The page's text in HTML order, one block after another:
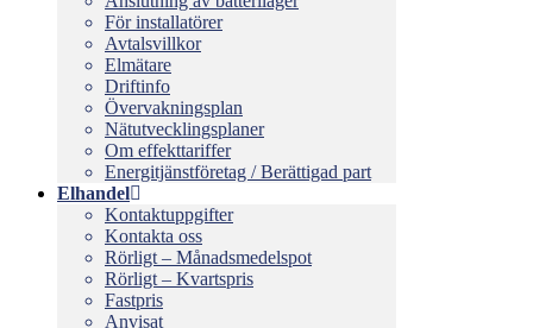
För installatörer
Avtalsvillkor
Elmätare
Driftinfo
Övervakningsplan
Nätutvecklingsplaner
Om effekttariffer
Energitjänstföretag / Berättigad part
Elhandel
Kontaktuppgifter
Kontakta oss
Rörligt – Månadsmedelspot
Rörligt – Kvartspris
Fastpris
Anvisat